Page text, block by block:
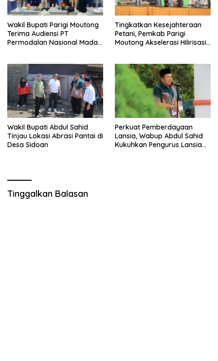
Wakil Bupati Parigi Moutong
Terima Audiensi PT
Permodalan Nasional Madani
Tingkatkan Kesejahteraan
Petani, Pemkab Parigi
Moutong Akselerasi Hilirisasi
Wakil Bupati Abdul Sahid
Tinjau Lokasi Abrasi Pantai di
Desa Sidoan
Perkuat Pemberdayaan
Lansia, Wabup Abdul Sahid
Kukuhkan Pengurus Lansia
Tinggalkan Balasan